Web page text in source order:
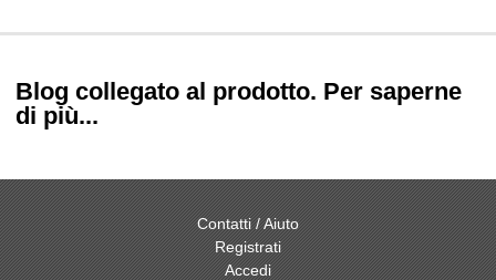
Blog collegato al prodotto. Per saperne
di più...
Contatti / Aiuto
Registrati
Accedi